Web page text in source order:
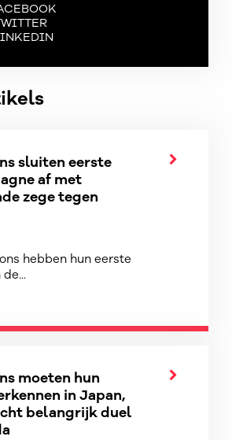
sluiten eerste
af met
zege tegen
hebben hun eerste
moeten hun
in Japan,
belangrijk duel